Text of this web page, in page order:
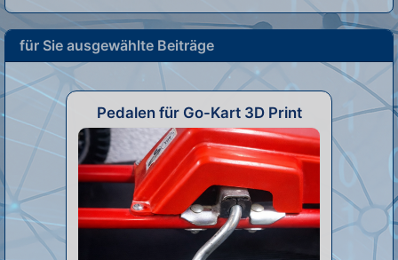
für Sie ausgewählte Beiträge
Pedalen für Go-Kart 3D Print